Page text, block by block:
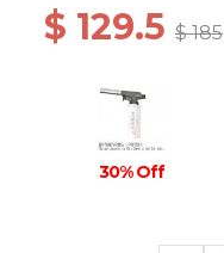
$ 129.5 $ 185
30% Off